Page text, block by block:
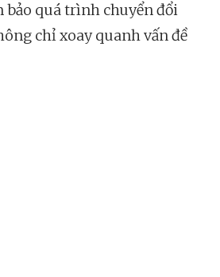
bảo quá trình chuyển đổi
chỉ xoay quanh vấn đề